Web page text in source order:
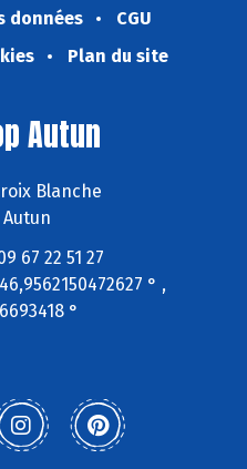
données
CGU
Plan du site
Autun
Blanche
67 22 51 27
° ,
°